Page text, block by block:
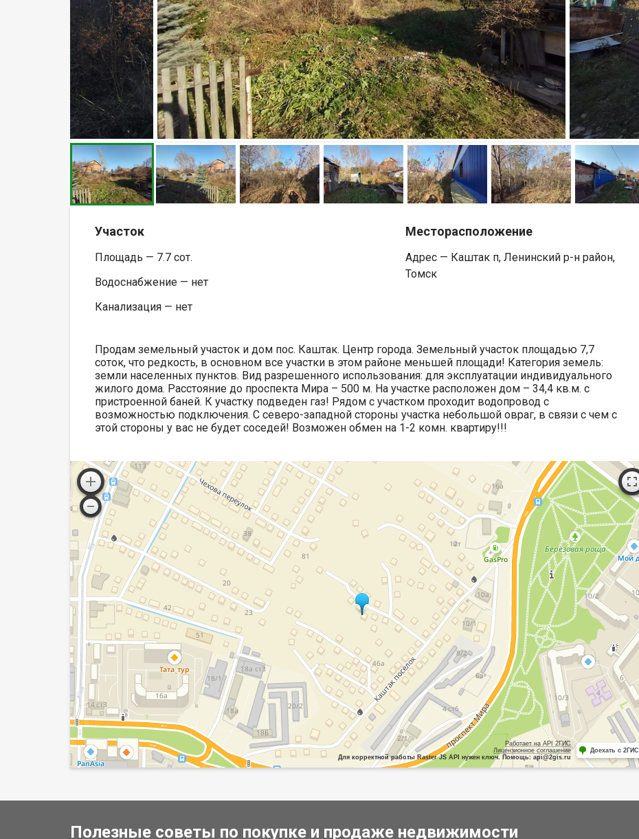
Участок
Площадь — 7.7 сот.
Водоснабжение — нет
Канализация — нет
Месторасположение
Адрес — Каштак п, Ленинский р-н район,
Томск
Продам земельный участок и дом пос. Каштак. Центр города. Земельный участок площадью 7,7
соток, что редкость, в основном все участки в этом районе меньшей площади! Категория земель:
земли населенных пунктов. Вид разрешенного использования: для эксплуатации индивидуального
жилого дома. Расстояние до проспекта Мира – 500 м. На участке расположен дом – 34,4 кв.м. с
пристроенной баней. К участку подведен газ! Рядом с участком проходит водопровод с
возможностью подключения. С северо-западной стороны участка небольшой овраг, в связи с чем с
этой стороны у вас не будет соседей! Возможен обмен на 1-2 комн. квартиру!!!
Работает на API 2ГИС
Лицензионное соглашение
Для корректной работы Raster JS API нужен ключ. Помощь: api@2gis.ru
Доехать с 2ГИС
Полезные советы по покупке и продаже недвижимости